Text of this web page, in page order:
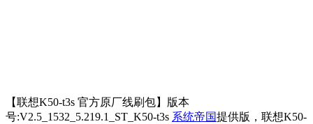
【联想K50-t3s 官方原厂线刷包】版本
号:V2.5_1532_5.219.1_ST_K50-t3s 系统帝国提供版，联想K50-